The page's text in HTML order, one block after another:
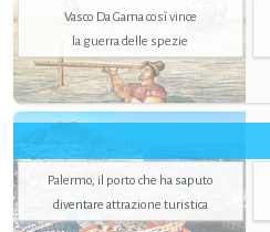
Vasco Da Gama così vince
la guerra delle spezie
Palermo, il porto che ha saputo
diventare attrazione turistica